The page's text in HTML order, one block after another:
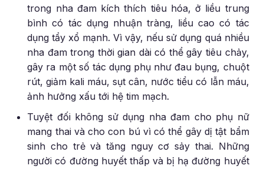
trong nha đam kích thích tiêu hóa, ở liều trung
bình có tác dụng nhuận tràng, liều cao có tác
dụng tẩy xổ mạnh. Vì vậy, nếu sử dụng quá nhiều
nha đam trong thời gian dài có thể gây tiêu chảy,
gây ra một số tác dụng phụ như đau bụng, chuột
rút, giảm kali máu, sụt cân, nước tiểu có lẫn máu,
ảnh hưởng xấu tới hệ tim mạch.
Tuyệt đối không sử dụng nha đam cho phụ nữ
mang thai và cho con bú vì có thể gây dị tật bẩm
sinh cho trẻ và tăng nguy cơ sảy thai. Những
người có đường huyết thấp và bị hạ đường huyết